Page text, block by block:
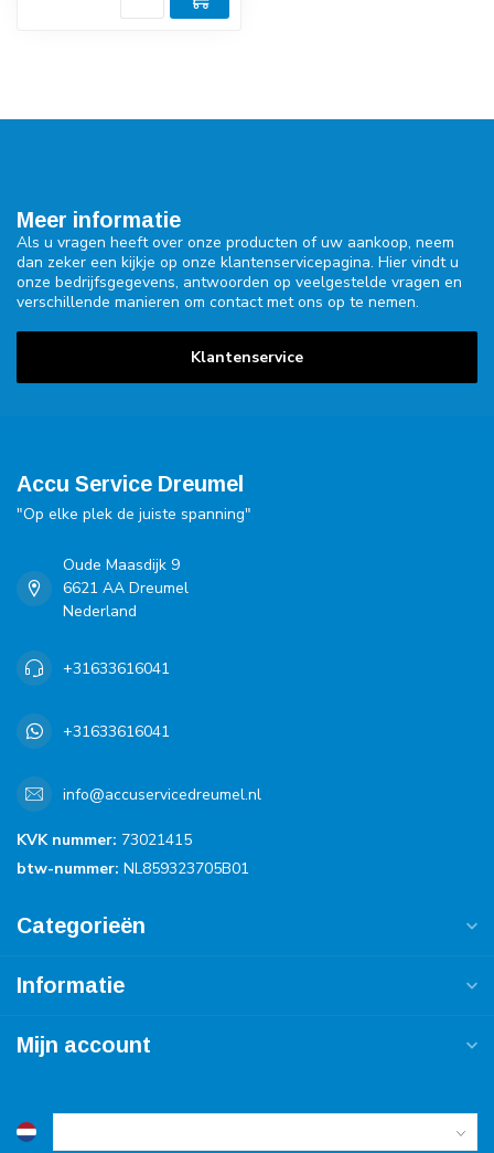
Meer informatie
Als u vragen heeft over onze producten of uw aankoop, neem
dan zeker een kijkje op onze klantenservicepagina. Hier vindt u
onze bedrijfsgegevens, antwoorden op veelgestelde vragen en
verschillende manieren om contact met ons op te nemen.
Klantenservice
Accu Service Dreumel
"Op elke plek de juiste spanning"
Oude Maasdijk 9
6621 AA Dreumel
Nederland
+31633616041
+31633616041
info@accuservicedreumel.nl
KVK nummer: 73021415
btw-nummer: NL859323705B01
Categorieën
Informatie
Mijn account